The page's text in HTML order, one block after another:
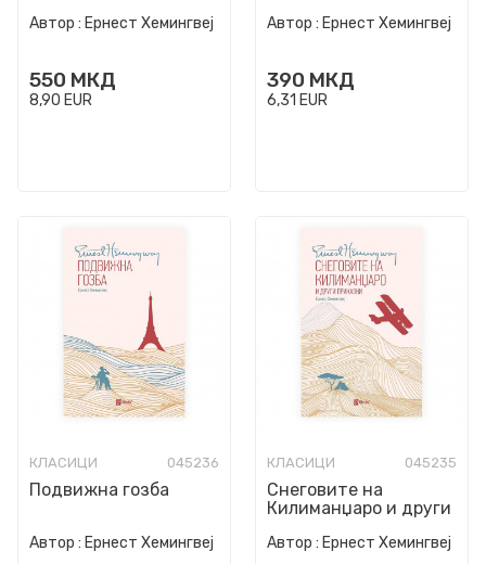
Автор : Ернест Хемингвеј
550 МКД
8,90 EUR
Автор : Ернест Хемингвеј
390 МКД
6,31 EUR
КЛАСИЦИ 045236
Подвижна гозба
Автор : Ернест Хемингвеј
КЛАСИЦИ 045235
Снеговите на
Килиманџаро и други
Автор : Ернест Хемингвеј